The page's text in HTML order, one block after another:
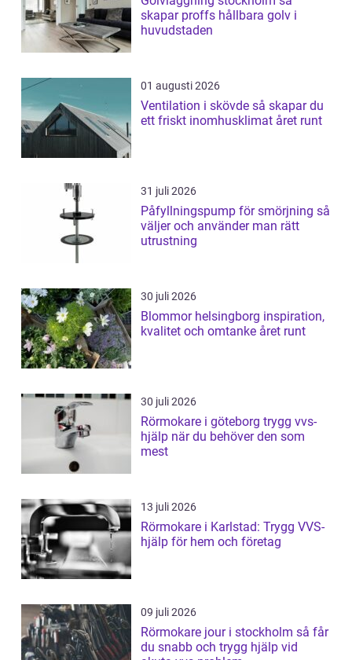
skapar proffs hållbara golv i
huvudstaden
01 augusti 2026
Ventilation i skövde så skapar du
ett friskt inomhusklimat året runt
31 juli 2026
Påfyllningspump för smörjning så
väljer och använder man rätt
utrustning
30 juli 2026
Blommor helsingborg inspiration,
kvalitet och omtanke året runt
30 juli 2026
Rörmokare i göteborg trygg vvs-
hjälp när du behöver den som
mest
13 juli 2026
Rörmokare i Karlstad: Trygg VVS-
hjälp för hem och företag
09 juli 2026
Rörmokare jour i stockholm så får
du snabb och trygg hjälp vid